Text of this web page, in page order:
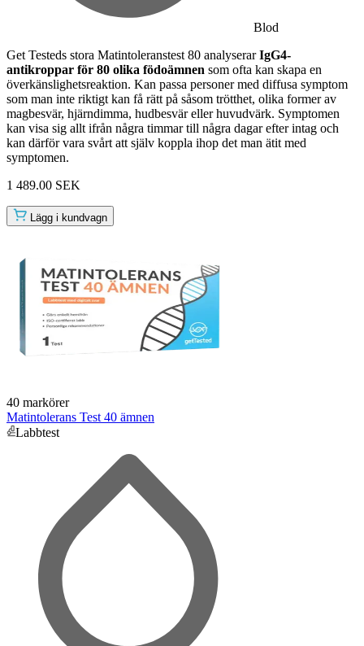
Blod
Get Testeds stora Matintoleranstest 80 analyserar IgG4-
antikroppar för 80 olika födoämnen som ofta kan skapa en
överkänslighetsreaktion. Kan passa personer med diffusa symptom
som man inte riktigt kan få rätt på såsom trötthet, olika former av
magbesvär, hjärndimma, hudbesvär eller huvudvärk. Symptomen
kan visa sig allt ifrån några timmar till några dagar efter intag och
kan därför vara svårt att själv koppla ihop det man ätit med
symptomen.
1 489.00 SEK
Lägg i kundvagn
40 markörer
Matintolerans Test 40 ämnen
Labbtest